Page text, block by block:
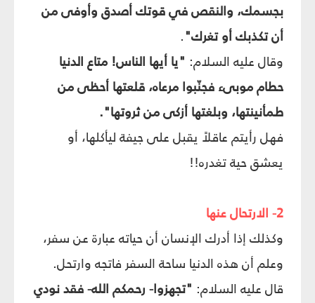
بجسمك، والنقص في قوتك أصدق وأوفى من
أن تكذبك أو تغرك".
وقال عليه السلام: "يا أيها الناس! متاع الدنيا
حطام موبى‏ء فجنّبوا مرعاه، قلعتها أحظى من
طمأنينتها، وبلغتها أزكى من ثروتها".
فهل رأيتم عاقلاً يقبل على جيفة ليأكلها، أو
يعشق حية تغدره!!
2- الارتحال عنها
وكذلك إذا أدرك الإنسان أن حياته عبارة عن سفر،
وعلم أن هذه الدنيا ساحة السفر فاتجه وارتحل.
قال عليه السلام: "تجهزوا- رحمكم الله- فقد نودي